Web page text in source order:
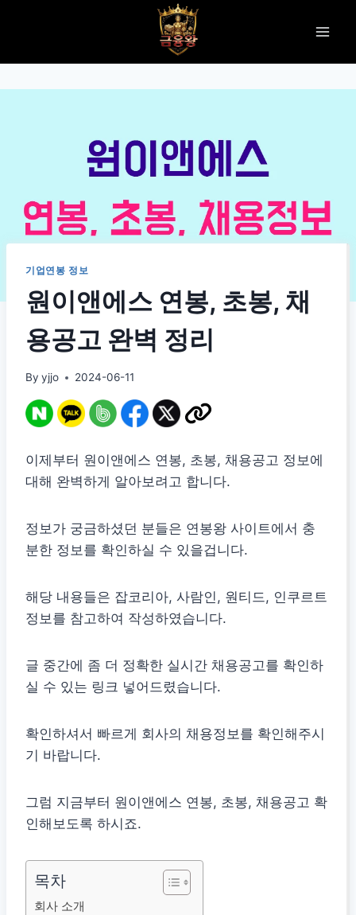
기업연봉 정보
원이앤에스 연봉, 초봉, 채
용공고 완벽 정리
By yjjo 2024-06-11
이제부터 원이앤에스 연봉, 초봉, 채용공고 정보에
대해 완벽하게 알아보려고 합니다.
정보가 궁금하셨던 분들은 연봉왕 사이트에서 충
분한 정보를 확인하실 수 있을겁니다.
해당 내용들은 잡코리아, 사람인, 원티드, 인쿠르트
정보를 참고하여 작성하였습니다.
글 중간에 좀 더 정확한 실시간 채용공고를 확인하
실 수 있는 링크 넣어드렸습니다.
확인하셔서 빠르게 회사의 채용정보를 확인해주시
기 바랍니다.
그럼 지금부터 원이앤에스 연봉, 초봉, 채용공고 확
인해보도록 하시죠.
목차
회사 소개